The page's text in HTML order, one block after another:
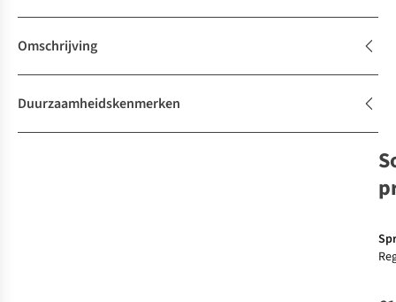
Omschrijving
Duurzaamheidskenmerken